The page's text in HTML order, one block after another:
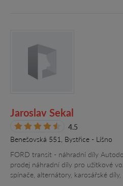
Jaroslav Sekal
4.5
Benešovská 551, Bystřice - Líšno
FORD transit - náhradní díly
prodej náhradní díly pro užitkové
spínače, alternátory, karosářské díly,